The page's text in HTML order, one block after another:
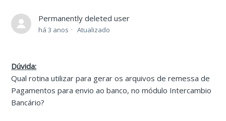
Permanently deleted user
há 3 anos Atualizado
Dúvida:
Qual rotina utilizar para gerar os arquivos de remessa de
Pagamentos para envio ao banco, no módulo Intercambio
Bancário?